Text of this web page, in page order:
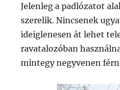
Jelenleg a padlózatot
szerelik. Nincsenek
ideiglenesen át lehet
ravatalozóban
mintegy negyvenen